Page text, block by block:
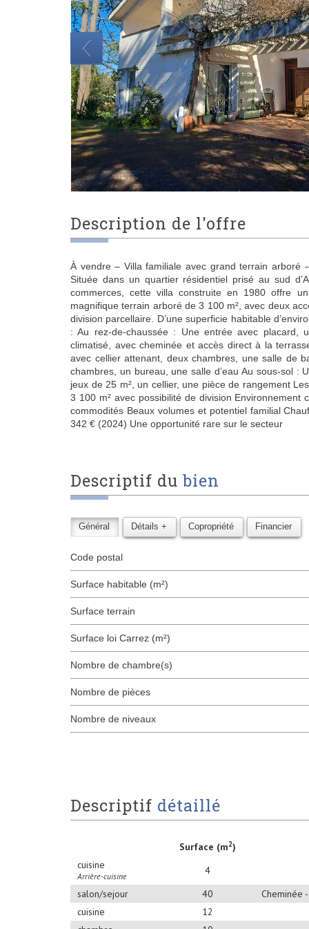
description de l'offre
À vendre – Villa familiale avec grand terrain arboré
Située dans un quartier résidentiel prisé au sud
commerces, cette villa construite en 1980 offre
magnifique terrain arboré de 3 100 m², avec deux
division parcellaire. D’une superficie habitable
: Au rez-de-chaussée : Une entrée avec placard,
climatisé, avec cheminée et accès direct à la
avec cellier attenant, deux chambres, une salle de
chambres, un bureau, une salle d’eau Au sous-sol :
jeux de 25 m², un cellier, une pièce de rangement
3 100 m² avec possibilité de division Environnement
commodités Beaux volumes et potentiel familial
342 € (2024) Une opportunité rare sur le secteur
descriptif du bien
Général Détails + Copropriété Financier
Code postal
Surface habitable (m²)
surface terrain
Surface loi Carrez (m²)
Nombre de chambre(s)
Nombre de pièces
Nombre de niveaux
descriptif détaillé
Surface (m2)
cuisine
Arrière-cuisine
4
salon/sejour
40
Cheminée
cuisine
12